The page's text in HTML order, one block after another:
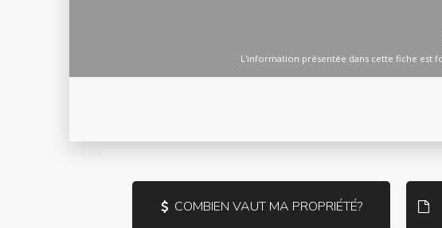
COMBIEN VAUT MA PROPRIÉTÉ?